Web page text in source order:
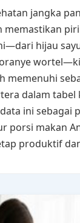
jangka
memastikan
hijau
memenuhi
dalam tabel
ini sebagai
porsi makan
produktif